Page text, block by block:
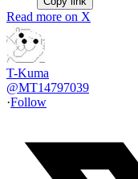
Read more on X
T-Kuma
@MT14797039
·Follow